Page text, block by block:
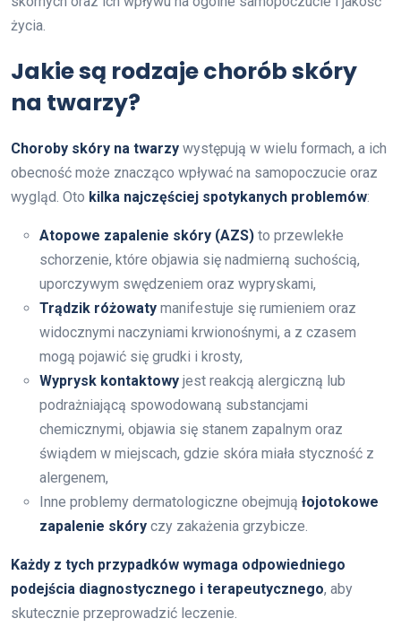
życia.
Jakie są rodzaje chorób skóry
na twarzy?
Choroby skóry na twarzy występują w wielu formach, a ich
obecność może znacząco wpływać na samopoczucie oraz
wygląd. Oto kilka najczęściej spotykanych problemów:
Atopowe zapalenie skóry (AZS) to przewlekłe
schorzenie, które objawia się nadmierną suchością,
uporczywym swędzeniem oraz wypryskami,
Trądzik różowaty manifestuje się rumieniem oraz
widocznymi naczyniami krwionośnymi, a z czasem
mogą pojawić się grudki i krosty,
Wyprysk kontaktowy jest reakcją alergiczną lub
podrażniającą spowodowaną substancjami
chemicznymi, objawia się stanem zapalnym oraz
świądem w miejscach, gdzie skóra miała styczność z
alergenem,
Inne problemy dermatologiczne obejmują łojotokowe
zapalenie skóry czy zakażenia grzybicze.
Każdy z tych przypadków wymaga odpowiedniego
podejścia diagnostycznego i terapeutycznego, aby
skutecznie przeprowadzić leczenie.